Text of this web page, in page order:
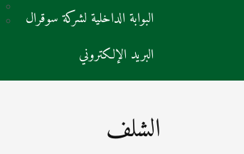
البوابة الداخلية لشركة سوقرال
البريد الإلكتروني
الشلف